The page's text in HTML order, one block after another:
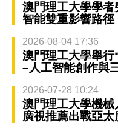
澳門理工大學學
智能雙重影響路徑
2026-08-04 17:36
澳門理工大學舉
–人工智能創作與
2026-07-28 10:24
澳門理工大學機
廣視推薦出戰亞